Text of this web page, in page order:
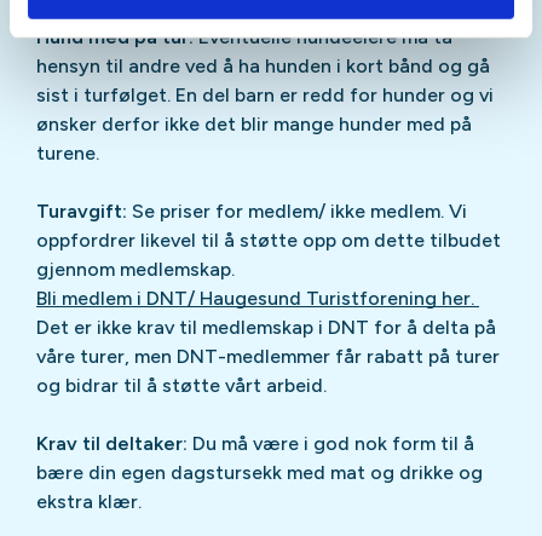
Hund med på tur:Eventuelle hundeeiere må ta
hensyn til andre ved å ha hunden i kort bånd og gå
sist i turfølget. En del barn er redd for hunder og vi
ønsker derfor ikke det blir mange hunder med på
turene.
Turavgift: Se priser for medlem/ ikke medlem. Vi
oppfordrer likevel til å støtte opp om dette tilbudet
gjennom medlemskap.
Bli medlem i DNT/ Haugesund Turistforening her.
Det er ikke krav til medlemskap i DNT for å delta på
våre turer, men DNT-medlemmer får rabatt på turer
og bidrar til å støtte vårt arbeid.
Krav til deltaker: Du må være i god nok form til å
bære din egen dagstursekk med mat og drikke og
ekstra klær.